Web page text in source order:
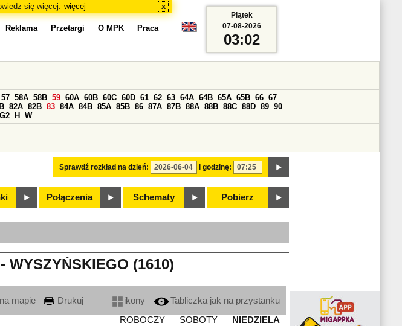
się więcej. więcej x
Reklama Przetargi O MPK Praca
Sprawdź rozkład na dzień: i godzinę:
57 58A 58B 59 60A 60B 60C 60D 61 62 63 64A 64B 65A 65B 66 67
82A 82B 83 84A 84B 85A 85B 86 87A 87B 88A 88B 88C 88D 89 90
G2 H W
Połączenia Schematy Pobierz
Piątek
07-08-2026
03:02
WYSZYŃSKIEGO (1610)
mapie Drukuj ikony
Tabliczka jak na przystanku
ROBOCZY
SOBOTY
NIEDZIELA